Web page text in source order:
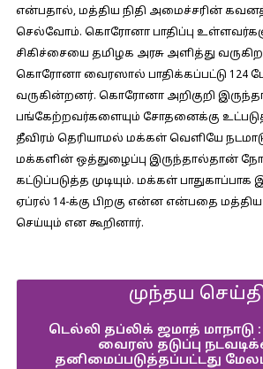
என்பதால், மத்திய நிதி அமைச்சரின்
செல்வோம். கொரோனா பாதிப்பு
சிகிச்சையை தமிழக அரசு அளித்து
கொரோனா வைரஸால் பாதிக்கப்பட்டு 124
வருகின்றனர். கொரோனா அறிகுறி
பங்கேற்றவர்களையும் சோதனைக்கு
தீவிரம் தெரியாமல் மக்கள் வெளியே
மக்களின் ஒத்துழைப்பு இருந்தால்தான்
கட்டுப்படுத்த முடியும். மக்கள்
ஏப்ரல் 14-க்கு பிறகு என்ன என்பதை மத்திய
செய்யும் என கூறினார்.
முந்தய
டெல்லி தப்லிக் ஜமாத்
வைரஸ் தடுப்பு
தனிமைப்படுத்தப்பட்டது